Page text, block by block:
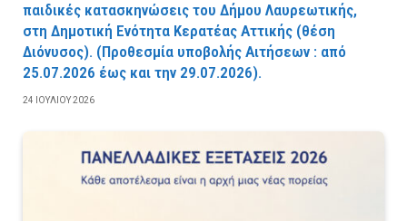
παιδικές κατασκηνώσεις του Δήμου Λαυρεωτικής,
στη Δημοτική Ενότητα Κερατέας Αττικής (θέση
Διόνυσος). (Προθεσμία υποβολής Αιτήσεων : από
25.07.2026 έως και την 29.07.2026).
24 ΙΟΥΛΊΟΥ 2026